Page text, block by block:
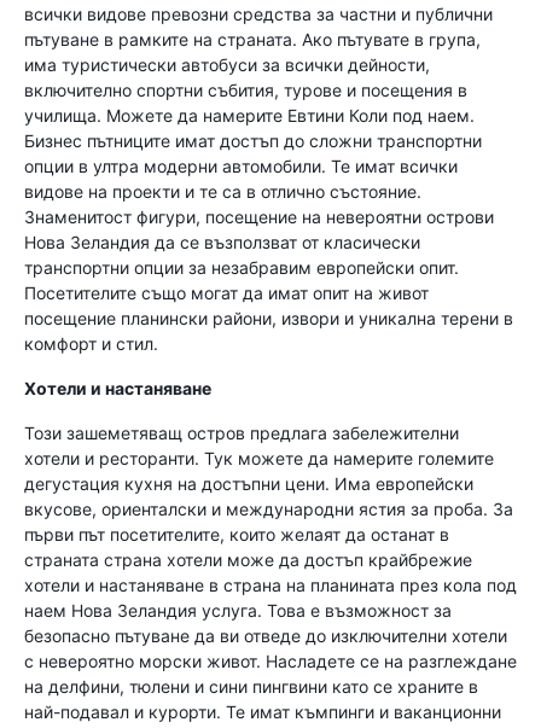
всички видове превозни средства за частни и публични
пътуване в рамките на страната. Ако пътувате в група,
има туристически автобуси за всички дейности,
включително спортни събития, турове и посещения в
училища. Можете да намерите Евтини Коли под наем.
Бизнес пътниците имат достъп до сложни транспортни
опции в ултра модерни автомобили. Те имат всички
видове на проекти и те са в отлично състояние.
Знаменитост фигури, посещение на невероятни острови
Нова Зеландия да се възползват от класически
транспортни опции за незабравим европейски опит.
Посетителите също могат да имат опит на живот
посещение планински райони, извори и уникална терени в
комфорт и стил.
Хотели и настаняване
Този зашеметяващ остров предлага забележителни
хотели и ресторанти. Тук можете да намерите големите
дегустация кухня на достъпни цени. Има европейски
вкусове, ориенталски и международни ястия за проба. За
първи път посетителите, които желаят да останат в
страната страна хотели може да достъп крайбрежие
хотели и настаняване в страна на планината през кола под
наем Нова Зеландия услуга. Това е възможност за
безопасно пътуване да ви отведе до изключителни хотели
с невероятно морски живот. Насладете се на разглеждане
на делфини, тюлени и сини пингвини като се храните в
най-подавал и курорти. Те имат къмпинги и ваканционни